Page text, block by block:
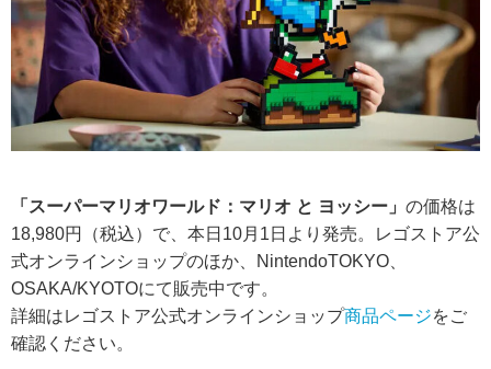
「スーパーマリオワールド：マリオ と ヨッシー」 の価格は
18,980円（税込）で、本日10月1日より発売。レゴストア公
式オンラインショップのほか、NintendoTOKYO、
OSAKA/KYOTOにて販売中です。
詳細はレゴストア公式オンラインショップ商品ページをご
確認ください。